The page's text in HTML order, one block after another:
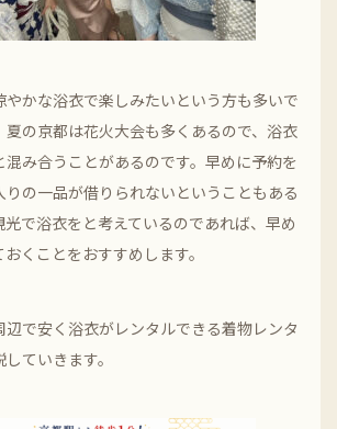
やかな浴衣で楽しみたいという方も多いで
の京都は花火大会も多くあるので、浴衣
混み合うことがあるのです。早めに予約を
りの一品が借りられないということもある
で浴衣をと考えているのであれば、早め
くことをおすすめします。
辺で安く浴衣がレンタルできる着物レンタ
ていきます。